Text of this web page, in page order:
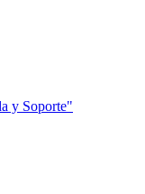
y Soporte"